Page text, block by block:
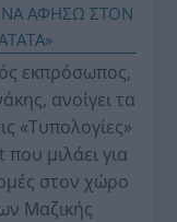
ΝΑ ΑΦΗΣΩ ΣΤΟΝ
εκπρόσωπος,
ανοίγει τα
«Τυπολογίες»
μιλάει για
στον χώρο
Μαζικής